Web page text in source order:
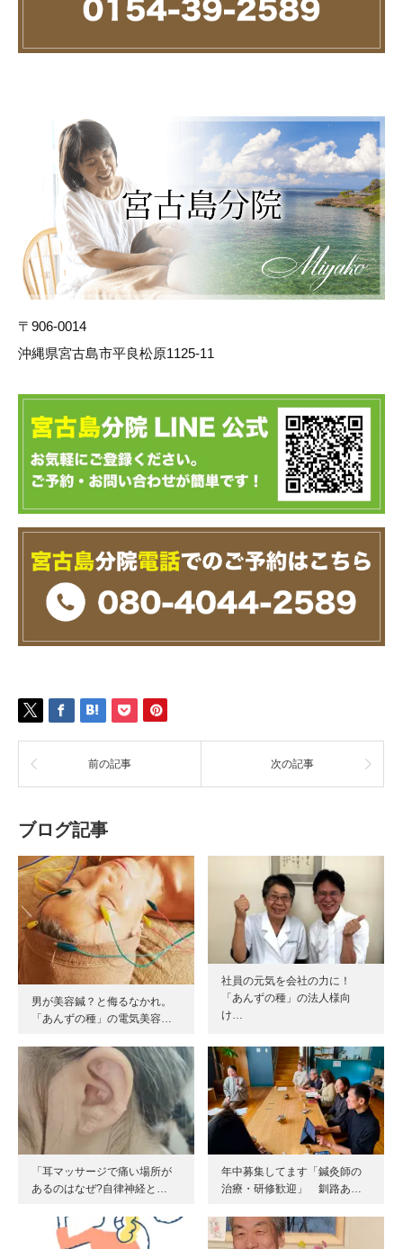
〒906-0014
沖縄県宮古島市平良松原1125-11
前の記事 次の記事
ブログ記事
男が美容鍼？と侮るなかれ。
「あんずの種」の電気美容…
社員の元気を会社の力に！
「あんずの種」の法人様向
け…
「耳マッサージで痛い場所が
あるのはなぜ?自律神経と…
年中募集してます「鍼灸師の
治療・研修歓迎」 釧路あ…